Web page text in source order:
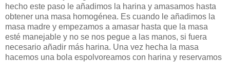
hecho este paso le añadimos la harina y amasamos hasta
obtener una masa homogénea. Es cuando le añadimos la
masa madre y empezamos a amasar hasta que la masa
esté manejable y no se nos pegue a las manos, si fuera
necesario añadir más harina. Una vez hecha la masa
hacemos una bola espolvoreamos con harina y reservamos